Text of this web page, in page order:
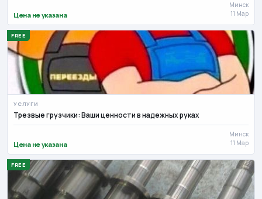
Цена не указана
Минск
11 Мар
УСЛУГИ
Трезвые грузчики: Ваши ценности в надежных руках
Цена не указана
Минск
11 Мар
FREE
FREE